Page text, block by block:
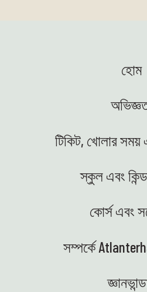
হোম
টিকিট, খোলার সময়
স্কুল এবং
কোর্স এবং
সম্পর্কে